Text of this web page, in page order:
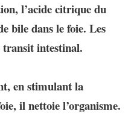
, l’acide citrique du
bile dans le foie. Les
intestinal.
, en stimulant la
ilnettoie l’organisme.